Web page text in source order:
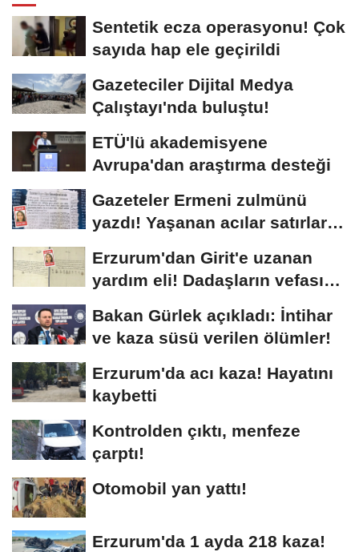
Sentetik ecza operasyonu! Çok
sayıda hap ele geçirildi
Gazeteciler Dijital Medya
Çalıştayı'nda buluştu!
ETÜ'lü akademisyene
Avrupa'dan araştırma desteği
Gazeteler Ermeni zulmünü
yazdı! Yaşanan acılar satırlara
Erzurum'dan Girit'e uzanan
yardım eli! Dadaşların vefası
Bakan Gürlek açıkladı: İntihar
ve kaza süsü verilen ölümler!
Erzurum'da acı kaza! Hayatını
kaybetti
Kontrolden çıktı, menfeze
çarptı!
Otomobil yan yattı!
Erzurum'da 1 ayda 218 kaza!